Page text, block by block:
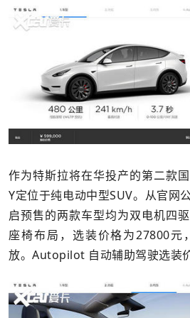
作为特斯拉将在华投产的第二款
Y定位于纯电动中型SUV。从官网
启预售的两款车型均为双电机四
座椅布局，选装价格为27800元
放。Autopilot 自动辅助驾驶选装